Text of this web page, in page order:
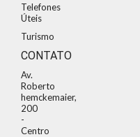
Telefones
Úteis
Turismo
CONTATO
Av.
Roberto
hemckemaier,
200
-
Centro